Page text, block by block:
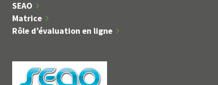
SEAO
Matrice
Rôle d’évaluation en ligne